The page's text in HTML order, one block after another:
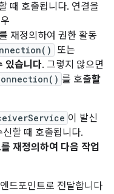
때 호출됩니다. 연결을
재정의하여 권한 활동
또는
있습니다. 그렇지 않으면
를 호출할
이 발신
신할 때 호출됩니다.
재정의하여 다음 작업
드포인트로 전달합니다